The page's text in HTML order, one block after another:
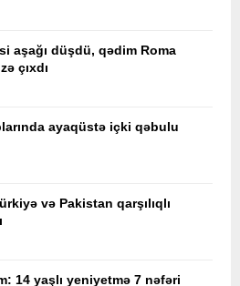
aşağı düşdü, qədim Roma
çıxdı
ayaqüstə içki qəbulu
və Pakistan qarşılıqlı
14 yaşlı yeniyetmə 7 nəfəri